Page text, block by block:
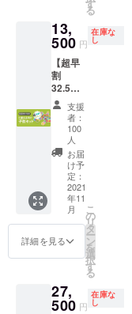
送は11
月上旬
に予定
してい
ます。
す
る
13,
500 円
在庫な
し
【超早
割
32.5%O
FF】先
着100
セット
限定 ・
送料・
税込の
価格と
なりま
す。 一
般販売
予定価
格
0→￥13
送は11
月上旬
支援
者：
100
人
お届
け予
定：
2021
年11
月
詳細を見る
こ
の
リ
タ
ー
ン
を
選
択
す
る
27,
500 円
在庫な
し